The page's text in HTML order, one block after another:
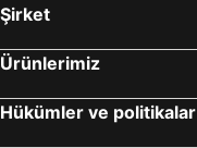
Şirket
Ürünlerimiz
Hükümler ve politikalar